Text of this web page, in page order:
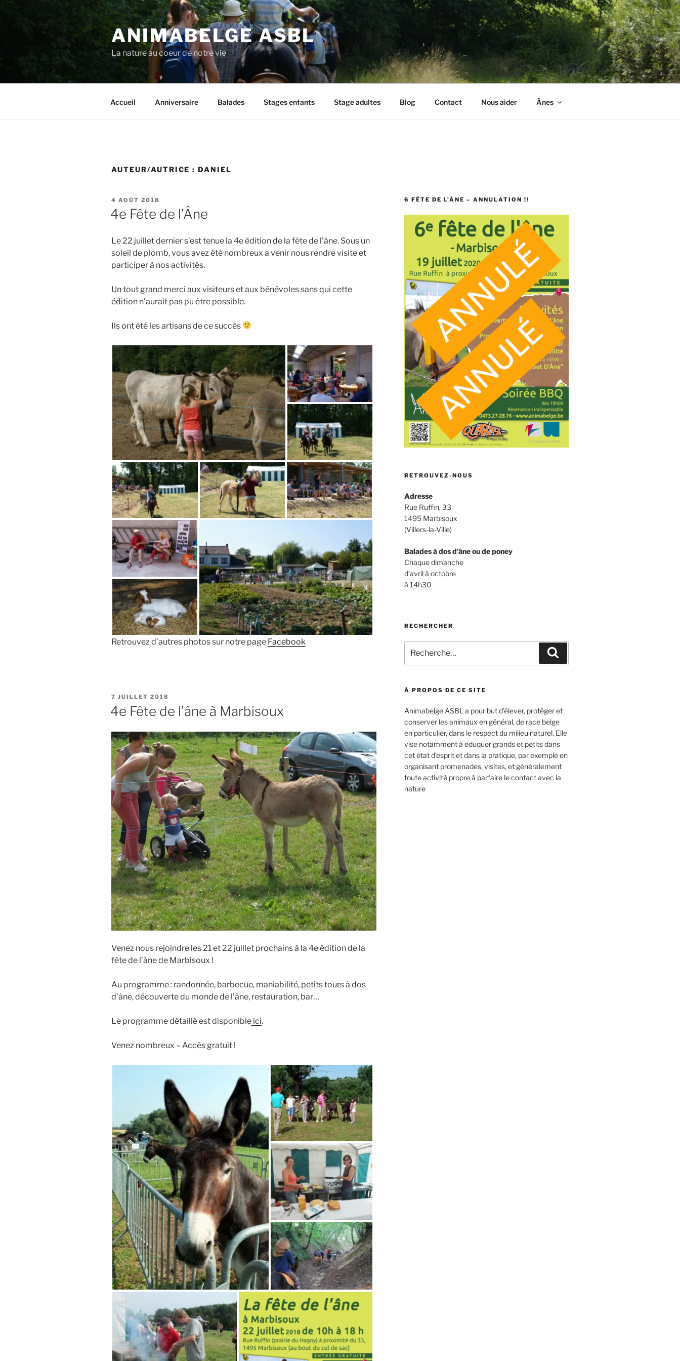
ANIMABELGE ASBL
La nature au coeur de notre vie
Accueil Anniversaire Balades Stages enfants Stage adultes Blog Contact Nous aider Ânes
AUTEUR/AUTRICE :DANIEL
PUBLIÉ
LE
4 AOÛT 2018
4e Fête de l’Âne
Le 22 juillet dernier s’est tenue la 4e édition de la fête de l’âne. Sous un
soleil de plomb, vous avez été nombreux a venir nous rendre visite et
participer à nos activités.
Un tout grand merci aux visiteurs et aux bénévoles sans qui cette
édition n’aurait pas pu être possible.
Ils ont été les artisans de ce succès
Retrouvez d’autres photos sur notre page Facebook
PUBLIÉ
7 JUILLET 2018
4e Fête de l’âne à Marbisoux
Venez nous rejoindre les 21 et 22 juillet prochains à la 4e édition de la
fête de l’âne de Marbisoux !
Au programme : randonnée, barbecue, maniabilité, petits tours à dos
d’âne, découverte du monde de l’âne, restauration, bar…
Le programme détaillé est disponible ici.
Venez nombreux – Accès gratuit !
6 FÊTE DE L’ÂNE – ANNULATION !!
RETROUVEZ-NOUS
Adresse
Rue Ruffin, 33
1495 Marbisoux
(Villers-la-Ville)
Balades à dos d’âne ou de poney
Chaque dimanche
d’avril à octobre
à 14h30
RECHERCHER
pour
:
À PROPOS DE CE SITE
Animabelge ASBL a pour but d’élever, protéger et
conserver les animaux en général, de race belge
en particulier, dans le respect du milieu naturel. Elle
vise notamment à éduquer grands et petits dans
cet état d’esprit et dans la pratique, par exemple en
organisant promenades, visites, et généralement
toute activité propre à parfaire le contact avec la
nature